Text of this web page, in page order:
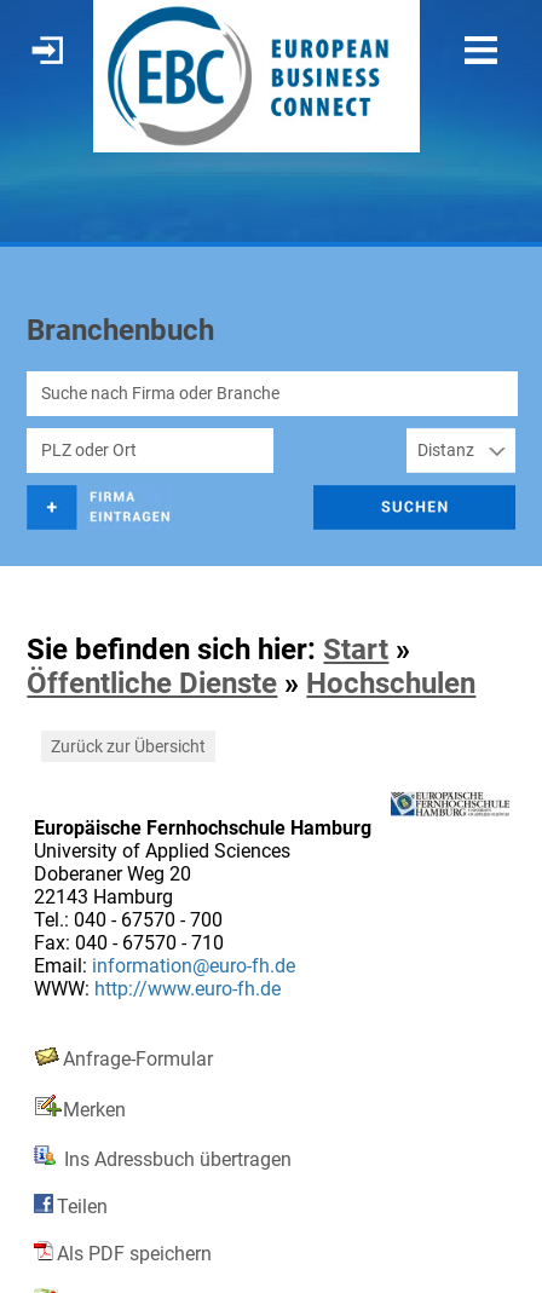
Branchenbuch
Sie befinden sich hier: Start »
Öffentliche Dienste » Hochschulen
Zurück zur Übersicht
Europäische Fernhochschule Hamburg
University of Applied Sciences
Doberaner Weg 20
22143 Hamburg
Tel.: 040 - 67570 - 700
Fax: 040 - 67570 - 710
Email: information@euro-fh.de
WWW: http://www.euro-fh.de
Anfrage-Formular
Merken
Ins Adressbuch übertragen
Teilen
Als PDF speichern